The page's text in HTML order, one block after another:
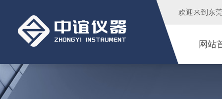
欢迎来到 东
网站